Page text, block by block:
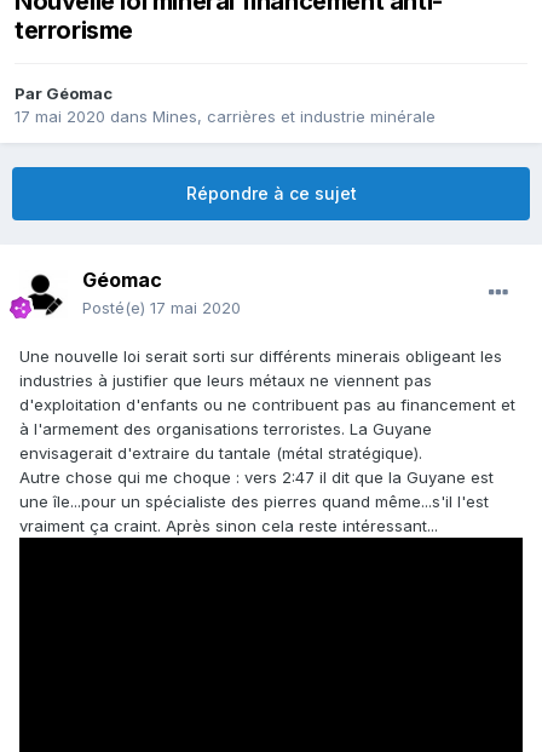
terrorisme
Par Géomac
17 mai 2020 dans Mines, carrières et industrie minérale
Répondre à ce sujet
Géomac
Posté(e) 17 mai 2020
Une nouvelle loi serait sorti sur différents minerais obligeant les
industries à justifier que leurs métaux ne viennent pas
d'exploitation d'enfants ou ne contribuent pas au financement et
à l'armement des organisations terroristes. La Guyane
envisagerait d'extraire du tantale (métal stratégique).
Autre chose qui me choque : vers 2:47 il dit que la Guyane est
une île...pour un spécialiste des pierres quand même...s'il l'est
vraiment ça craint. Après sinon cela reste intéressant...